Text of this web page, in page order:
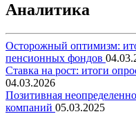
Аналитика
Осторожный оптимизм:
пенсионных фондов
Ставка на рост: итоги
04.03.2026
Позитивная
компаний 05.03.2025